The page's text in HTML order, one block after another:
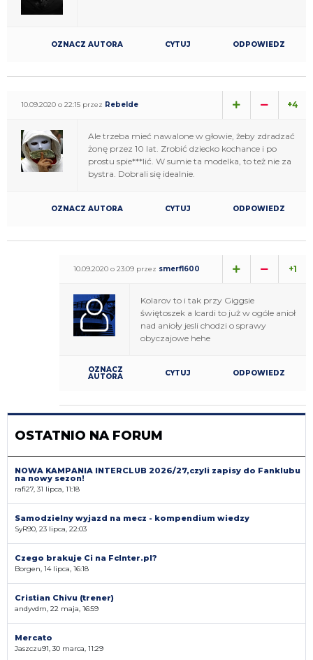
OZNACZ AUTORA CYTUJ ODPOWIEDZ
10.09.2020 o 22:15 przez Rebelde +4
Ale trzeba mieć nawalone w głowie, żeby zdradzać
żonę przez 10 lat. Zrobić dziecko kochance i po
prostu spie***lić. W sumie ta modelka, to też nie za
bystra. Dobrali się idealnie.
OZNACZ AUTORA CYTUJ ODPOWIEDZ
10.09.2020 o 23:09 przez smerf1600 +1
Kolarov to i tak przy Giggsie
świętoszek a Icardi to już w ogóle anioł
nad anioły jesli chodzi o sprawy
obyczajowe hehe
OZNACZ
AUTORA CYTUJ ODPOWIEDZ
OSTATNIO NA FORUM
NOWA KAMPANIA INTERCLUB 2026/27,czyli zapisy do Fanklubu
na nowy sezon!
rafi27, 31 lipca, 11:18
Samodzielny wyjazd na mecz - kompendium wiedzy
SyR90, 23 lipca, 22:03
Czego brakuje Ci na FcInter.pl?
Borgen, 14 lipca, 16:18
Cristian Chivu (trener)
andyvdm, 22 maja, 16:59
Mercato
Jaszczu91, 30 marca, 11:29